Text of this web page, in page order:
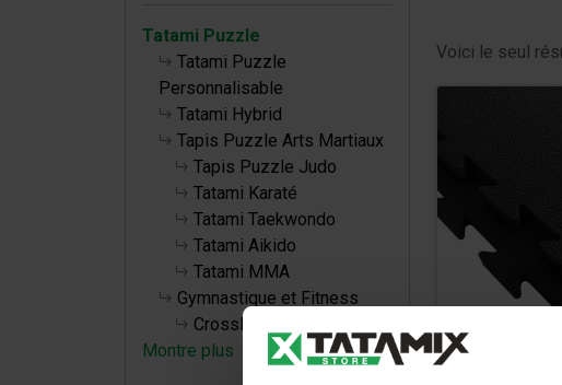
Tatami Puzzle
Tatami Puzzle
Personnalisable
Tatami Hybrid
Tapis Puzzle Arts Martiaux
Tapis Puzzle Judo
Tatami Karaté
Tatami Taekwondo
Tatami Aikido
Tatami MMA
Gymnastique et Fitness
CrossFit
Montre plus
Voici le seul